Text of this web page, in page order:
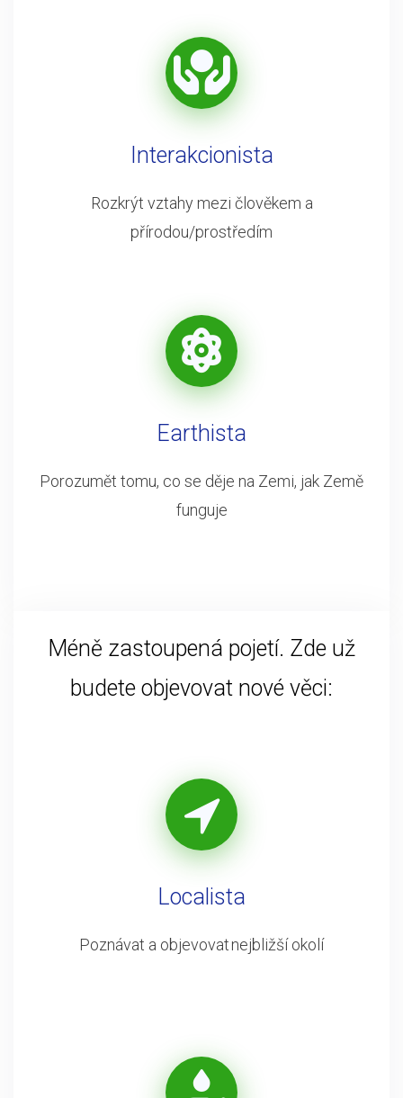
Interakcionista
Rozkrýt vztahy mezi člověkem a
přírodou/prostředím
Earthista
Porozumět tomu, co se děje na Zemi, jak Země
funguje
Méně zastoupená pojetí. Zde už
budete objevovat nové věci:
Localista
Poznávat a objevovat nejbližší okolí